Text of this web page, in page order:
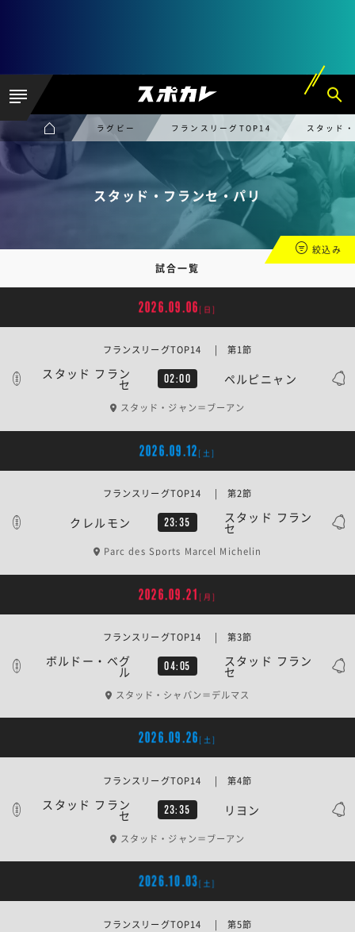
ラグビー フランスリーグTOP14 スタッド
スタッド・フランセ・パリ
試合一覧
絞込み
2026.09.06 [日]
スタッド フラン
セ 02:00 ペルピニャン
フランスリーグTOP14 | 第1節
スタッド・ジャン＝ブーアン
2026.09.12 [土]
クレルモン 23:35 スタッド フラン
セ
フランスリーグTOP14 | 第2節
Parc des Sports Marcel Michelin
2026.09.21 [月]
ボルドー・ベグ
ル 04:05 スタッド フラン
セ
フランスリーグTOP14 | 第3節
スタッド・シャバン＝デルマス
2026.09.26 [土]
スタッド フラン
セ 23:35 リヨン
フランスリーグTOP14 | 第4節
スタッド・ジャン＝ブーアン
2026.10.03[土]
フランスリーグTOP14 | 第5節